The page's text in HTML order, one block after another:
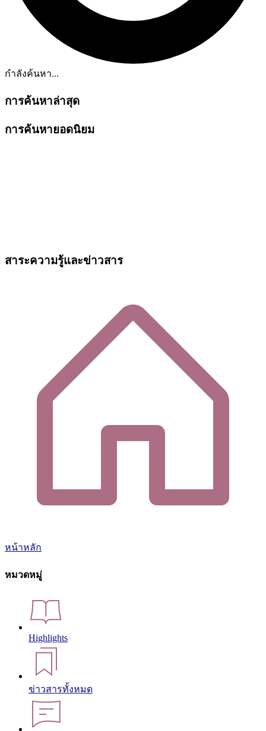
กำลังค้นหา...
การค้นหาล่าสุด
การค้นหายอดนิยม
สาระความรู้และข่าวสาร
หน้าหลัก
หมวดหมู่
Highlights
ข่าวสารทั้งหมด